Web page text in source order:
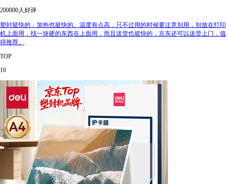
200000人好评
塑封挺快的，加热也挺快的。温度有点高，只不过用的时候要注意别用，别放在打印
机上面用，找一块硬的东西在上面用，而且送货也挺快的，京东还可以送货上门，值
得推荐。
TOP
10